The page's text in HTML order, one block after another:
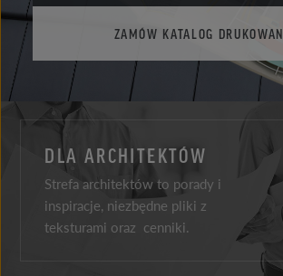
ZAMÓW KATALOG
DLA ARCHITEKTÓW
Strefa architektów to porady i
inspiracje, niezbędne pliki z
teksturami oraz cenniki.